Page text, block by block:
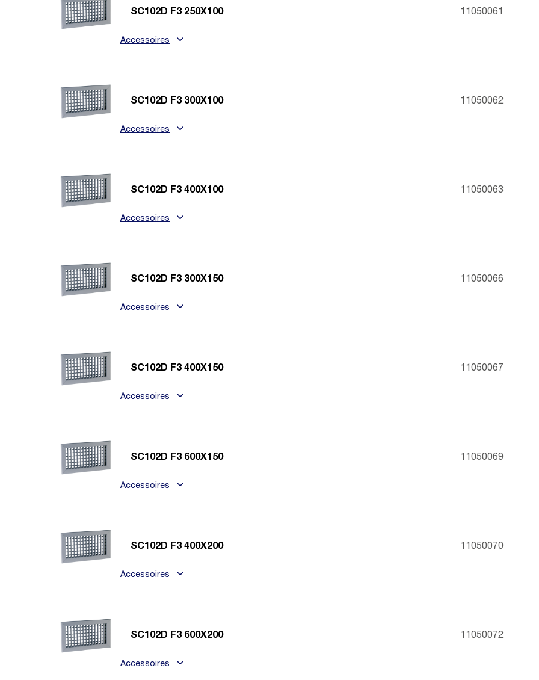
SC102D F3 250X100 11050061
Accessoires
SC102D F3 300X100 11050062
Accessoires
SC102D F3 400X100 11050063
Accessoires
SC102D F3 300X150 11050066
Accessoires
SC102D F3 400X150 11050067
Accessoires
SC102D F3 600X150 11050069
Accessoires
SC102D F3 400X200 11050070
Accessoires
SC102D F3 600X200 11050072
Accessoires